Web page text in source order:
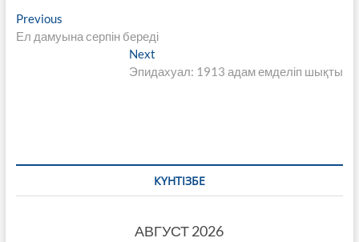
Навигация
по
PreviousPrevious
post:
Ел дамуына серпін береді
Next
post:
Эпидахуал: 1913 адам емделіп шықты
КҮНТІЗБЕ
АВГУСТ 2026